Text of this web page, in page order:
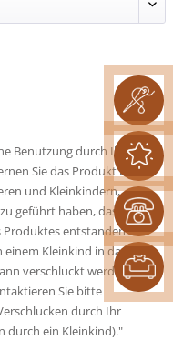
Benutzung durch Ihr
Sie das Produkt bitte
und Kleinkindern,
geführt haben, dass
Produktes entstanden
Kleinkind in das
verschluckt werden
Sie bitte
durch Ihr
durch ein Kleinkind)."